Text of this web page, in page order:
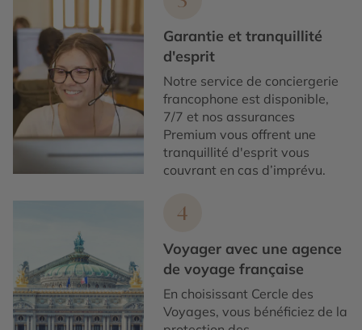
Garantie et tranquillité
d'esprit
Notre service de conciergerie
francophone est disponible,
7/7 et nos assurances
Premium vous offrent une
tranquillité d'esprit vous
couvrant en cas d’imprévu.
4
Voyager avec une agence
de voyage française
En choisissant Cercle des
Voyages, vous bénéficiez de la